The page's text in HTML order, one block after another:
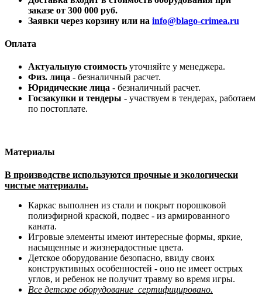
заказе от 300 000 руб.
Заявки через корзину или на info@blago-crimea.ru
Оплата
Актуальную стоимость уточняйте у менеджера.
Физ. лица - безналичный расчет.
Юридические лица - безналичный расчет.
Госзакупки и тендеры - участвуем в тендерах, работаем
по постоплате.
Материалы
В производстве используются прочные и экологически
чистые материалы.
Каркас выполнен из стали и покрыт порошковой
полиэфирной краской, подвес - из армированного
каната.
Игровые элементы имеют интересные формы, яркие,
насыщенные и жизнерадостные цвета.
Детское оборудование безопасно, ввиду своих
конструктивных особенностей - оно не имеет острых
углов, и ребенок не получит травму во время игры.
Все детское оборудование сертифицировано.